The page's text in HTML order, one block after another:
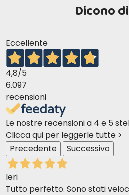
Dicono
Eccellente
4,8/5
6.097
recensioni
Le nostre recensioni a 4 e 5
Clicca qui per leggerle tutte >
Precedente
Successivo
Ieri
Tutto perfetto. Sono stati